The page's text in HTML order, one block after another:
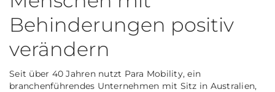
Behinderungen positiv
verändern
Seit über 40 Jahren nutzt Para Mobility, ein
branchenführendes Unternehmen mit Sitz in Australien,